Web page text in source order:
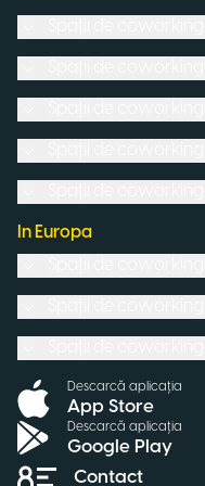
In Europa
Descarcă aplicația
App Store
Descarcă aplicația
Google Play
Contact